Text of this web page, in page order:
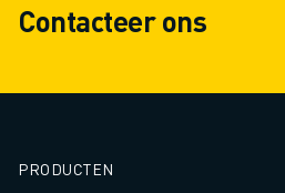
Contacteer ons
PRODUCTEN